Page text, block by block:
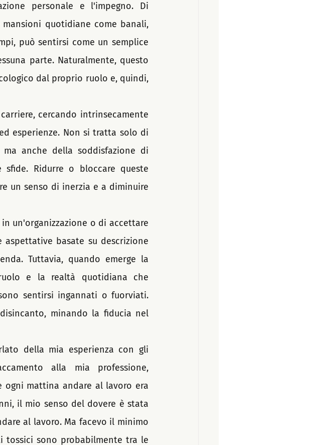
personale e l'impegno. Di
mansioni quotidiane come banali,
può sentirsi come un semplice
parte. Naturalmente, questo
dal proprio ruolo e, quindi,
cercando intrinsecamente
esperienze. Non si tratta solo di
anche della soddisfazione di
sfide. Ridurre o bloccare queste
un senso di inerzia e a diminuire
un'organizzazione o di accettare
basate su descrizione
Tuttavia, quando emerge la
e la realtà quotidiana che
sentirsi ingannati o fuorviati.
minando la fiducia nel
della mia esperienza con gli
alla mia professione,
mattina andare al lavoro era
il mio senso del dovere è stata
al lavoro. Ma facevo il minimo
tossici sono probabilmente tra le